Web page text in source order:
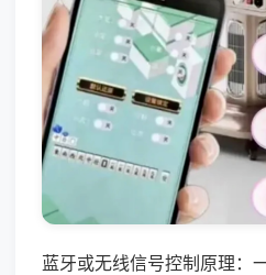
蓝牙或无线信号控制原理：